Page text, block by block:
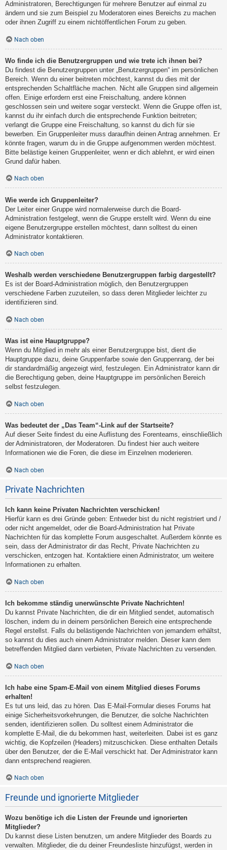
Administratoren, Berechtigungen für mehrere Benutzer auf einmal zu
ändern und sie zum Beispiel zu Moderatoren eines Bereichs zu machen
oder ihnen Zugriff zu einem nichtöffentlichen Forum zu geben.
Nach oben
Wo finde ich die Benutzergruppen und wie trete ich ihnen bei?
Du findest die Benutzergruppen unter „Benutzergruppen“ im persönlichen
Bereich. Wenn du einer beitreten möchtest, kannst du dies mit der
entsprechenden Schaltfläche machen. Nicht alle Gruppen sind allgemein
offen. Einige erfordern erst eine Freischaltung, andere können
geschlossen sein und weitere sogar versteckt. Wenn die Gruppe offen ist,
kannst du ihr einfach durch die entsprechende Funktion beitreten;
verlangt die Gruppe eine Freischaltung, so kannst du dich für sie
bewerben. Ein Gruppenleiter muss daraufhin deinen Antrag annehmen. Er
könnte fragen, warum du in die Gruppe aufgenommen werden möchtest.
Bitte belästige keinen Gruppenleiter, wenn er dich ablehnt, er wird einen
Grund dafür haben.
Nach oben
Wie werde ich Gruppenleiter?
Der Leiter einer Gruppe wird normalerweise durch die Board-
Administration festgelegt, wenn die Gruppe erstellt wird. Wenn du eine
eigene Benutzergruppe erstellen möchtest, dann solltest du einen
Administrator kontaktieren.
Nach oben
Weshalb werden verschiedene Benutzergruppen farbig dargestellt?
Es ist der Board-Administration möglich, den Benutzergruppen
verschiedene Farben zuzuteilen, so dass deren Mitglieder leichter zu
identifizieren sind.
Nach oben
Was ist eine Hauptgruppe?
Wenn du Mitglied in mehr als einer Benutzergruppe bist, dient die
Hauptgruppe dazu, deine Gruppenfarbe sowie den Gruppenrang, der bei
dir standardmäßig angezeigt wird, festzulegen. Ein Administrator kann dir
die Berechtigung geben, deine Hauptgruppe im persönlichen Bereich
selbst festzulegen.
Nach oben
Was bedeutet der „Das Team“-Link auf der Startseite?
Auf dieser Seite findest du eine Auflistung des Forenteams, einschließlich
der Administratoren, der Moderatoren. Du findest hier auch weitere
Informationen wie die Foren, die diese im Einzelnen moderieren.
Nach oben
Private Nachrichten
Ich kann keine Privaten Nachrichten verschicken!
Hierfür kann es drei Gründe geben: Entweder bist du nicht registriert und /
oder nicht angemeldet, oder die Board-Administration hat Private
Nachrichten für das komplette Forum ausgeschaltet. Außerdem könnte es
sein, dass der Administrator dir das Recht, Private Nachrichten zu
verschicken, entzogen hat. Kontaktiere einen Administrator, um weitere
Informationen zu erhalten.
Nach oben
Ich bekomme ständig unerwünschte Private Nachrichten!
Du kannst Private Nachrichten, die dir ein Mitglied sendet, automatisch
löschen, indem du in deinem persönlichen Bereich eine entsprechende
Regel erstellst. Falls du belästigende Nachrichten von jemandem erhältst,
so kannst du dies auch einem Administrator melden. Dieser kann dem
betreffenden Mitglied dann verbieten, Private Nachrichten zu versenden.
Nach oben
Ich habe eine Spam-E-Mail von einem Mitglied dieses Forums
erhalten!
Es tut uns leid, das zu hören. Das E-Mail-Formular dieses Forums hat
einige Sicherheitsvorkehrungen, die Benutzer, die solche Nachrichten
senden, identifizieren sollen. Du solltest einem Administrator die
komplette E-Mail, die du bekommen hast, weiterleiten. Dabei ist es ganz
wichtig, die Kopfzeilen (Headers) mitzuschicken. Diese enthalten Details
über den Benutzer, der die E-Mail verschickt hat. Der Administrator kann
dann entsprechend reagieren.
Nach oben
Freunde und ignorierte Mitglieder
Wozu benötige ich die Listen der Freunde und ignorierten
Mitglieder?
Du kannst diese Listen benutzen, um andere Mitglieder des Boards zu
verwalten. Mitglieder, die du deiner Freundesliste hinzufügst, werden in